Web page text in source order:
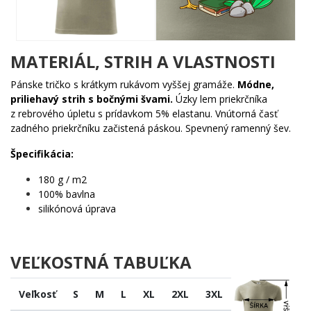
Komu urobí radosť?
🐾 Každému vášnivému geokačérovi, ktorý hľadá keše za
každého počasia
🌟 Milovníkom prírody a vtákov, ktorí vedia, že kačky sú
podceňované
🎯 Ľuďom s dobrým zmyslom pre humor, ktorí berú
geocaching vážne (ale nie príliš)
💡 Ideálny tip na darček pre kamaráta, ktorý trávi víkendy s
GPS v ruke
Nechaj kačera nájsť cestu k tvojmu srdcu – a ty nájdi cestu k
pokladnici! Pridaj do košíka a ukaž svetu, že skutočný geokačér má
štýl. 🔥
MATERIÁL, STRIH A VLASTNOSTI
Pánske tričko s krátkym rukávom vyššej gramáže. Módne,
priliehavý strih s bočnými švami. Úzky lem priekrčníka
z rebrového úpletu s prídavkom 5% elastanu. Vnútorná časť
zadného priekrčníku začistená páskou. Spevnený ramenný šev.
Špecifikácia:
180 g / m2
100% bavlna
silikónová úprava
VEĽKOSTNÁ TABUĽKA
Veľkosť S M L XL 2XL 3XL